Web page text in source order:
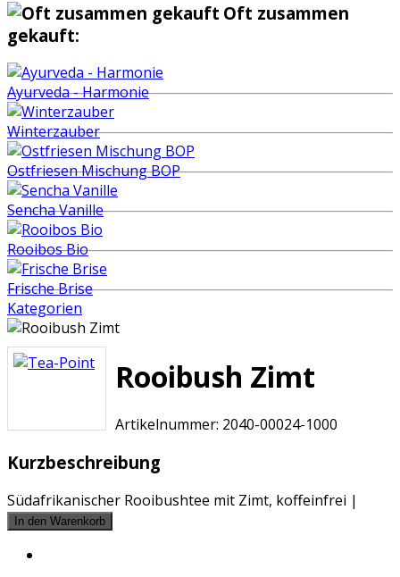
Oft zusammen
gekauft:
Ayurveda - Harmonie
Winterzauber
Ostfriesen Mischung BOP
Sencha Vanille
Rooibos Bio
Frische Brise
Kategorien
Rooibush Zimt
Artikelnummer: 2040-00024-1000
Kurzbeschreibung
Südafrikanischer Rooibushtee mit Zimt, koffeinfrei |